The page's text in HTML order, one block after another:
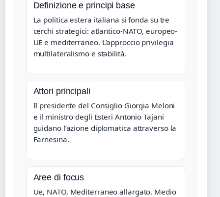
Definizione e principi base
La politica estera italiana si fonda su tre
cerchi strategici: atlantico-NATO, europeo-
UE e mediterraneo. L’approccio privilegia
multilateralismo e stabilità.
Attori principali
Il presidente del Consiglio Giorgia Meloni
e il ministro degli Esteri Antonio Tajani
guidano l’azione diplomatica attraverso la
Farnesina.
Aree di focus
Ue, NATO, Mediterraneo allargato, Medio